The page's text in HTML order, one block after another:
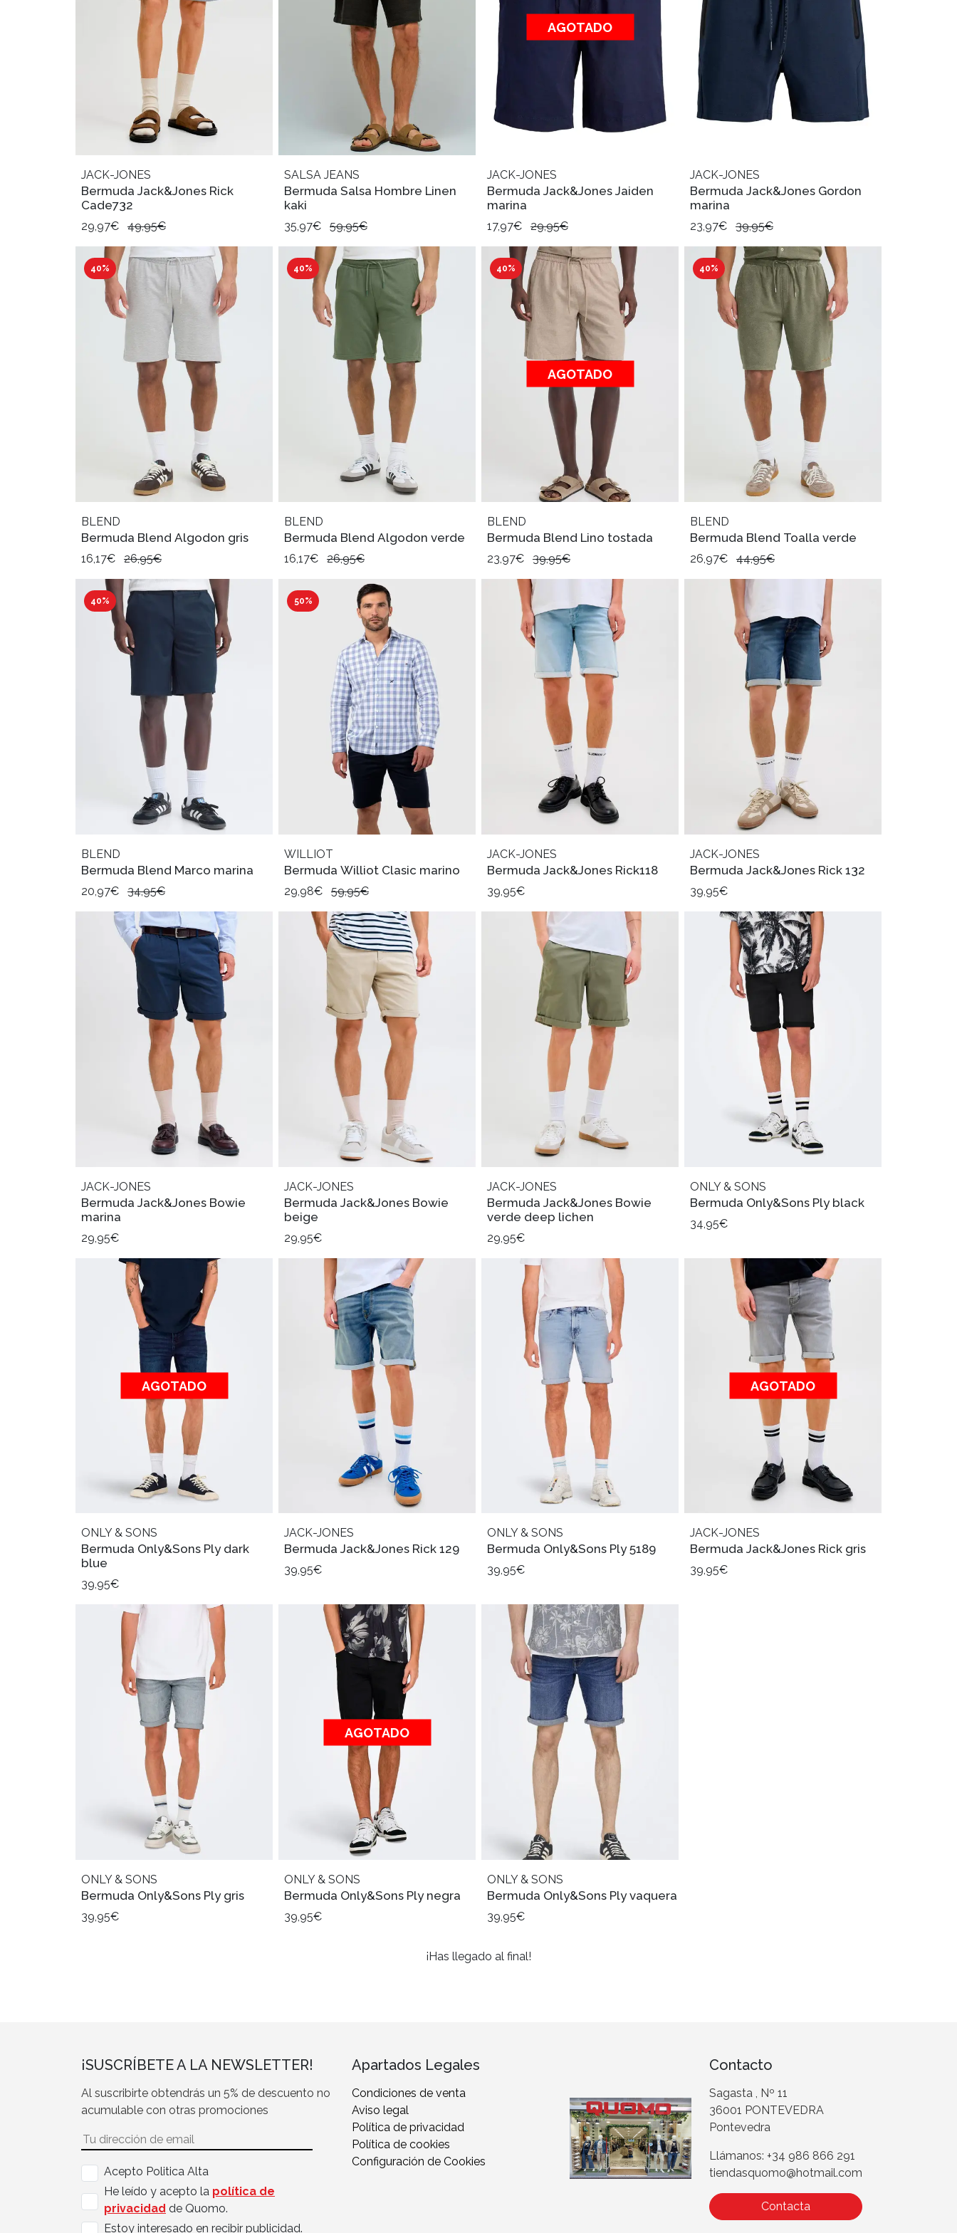
JACK-JONES
Bermuda Jack&Jones Rick
Cade732
29,97€ 49,95€
SALSA JEANS
Bermuda Salsa Hombre Linen
kaki
35,97€ 59,95€
AGOTADO
JACK-JONES
Bermuda Jack&Jones Jaiden
marina
17,97€ 29,95€
JACK-JONES
Bermuda Jack&Jones Gordon
marina
23,97€ 39,95€
40%
BLEND
Bermuda Blend Algodon gris
16,17€ 26,95€
40%
BLEND
Bermuda Blend Algodon verde
16,17€ 26,95€
40%
AGOTADO
BLEND
Bermuda Blend Lino tostada
23,97€ 39,95€
40%
BLEND
Bermuda Blend Toalla verde
26,97€ 44,95€
40%
BLEND
Bermuda Blend Marco marina
20,97€ 34,95€
50%
WILLIOT
Bermuda Williot Clasic marino
29,98€ 59,95€
JACK-JONES
Bermuda Jack&Jones Rick118
39,95€
JACK-JONES
Bermuda Jack&Jones Rick 132
39,95€
JACK-JONES
Bermuda Jack&Jones Bowie
marina
29,95€
JACK-JONES
Bermuda Jack&Jones Bowie
beige
29,95€
JACK-JONES
Bermuda Jack&Jones Bowie
verde deep lichen
29,95€
ONLY & SONS
Bermuda Only&Sons Ply black
34,95€
AGOTADO
ONLY & SONS
Bermuda Only&Sons Ply dark
blue
39,95€
JACK-JONES
Bermuda Jack&Jones Rick 129
39,95€
ONLY & SONS
Bermuda Only&Sons Ply 5189
39,95€
AGOTADO
JACK-JONES
Bermuda Jack&Jones Rick gris
39,95€
ONLY & SONS
Bermuda Only&Sons Ply gris
39,95€
AGOTADO
ONLY & SONS
Bermuda Only&Sons Ply negra
39,95€
ONLY & SONS
Bermuda Only&Sons Ply vaquera
39,95€
¡Has llegado al final!
¡SUSCRÍBETE A LA NEWSLETTER!
Al suscribirte obtendrás un 5% de descuento no
acumulable con otras promociones
Acepto Politica Alta
He leído y acepto la política de
privacidad de Quomo.
Estoy interesado en recibir publicidad.
Apartados Legales
Condiciones de venta
Aviso legal
Política de privacidad
Política de cookies
Configuración de Cookies
Contacto
Sagasta , Nº 11
36001 PONTEVEDRA
Pontevedra
Llámanos: +34 986 866 291
tiendasquomo@hotmail.com
Contacta